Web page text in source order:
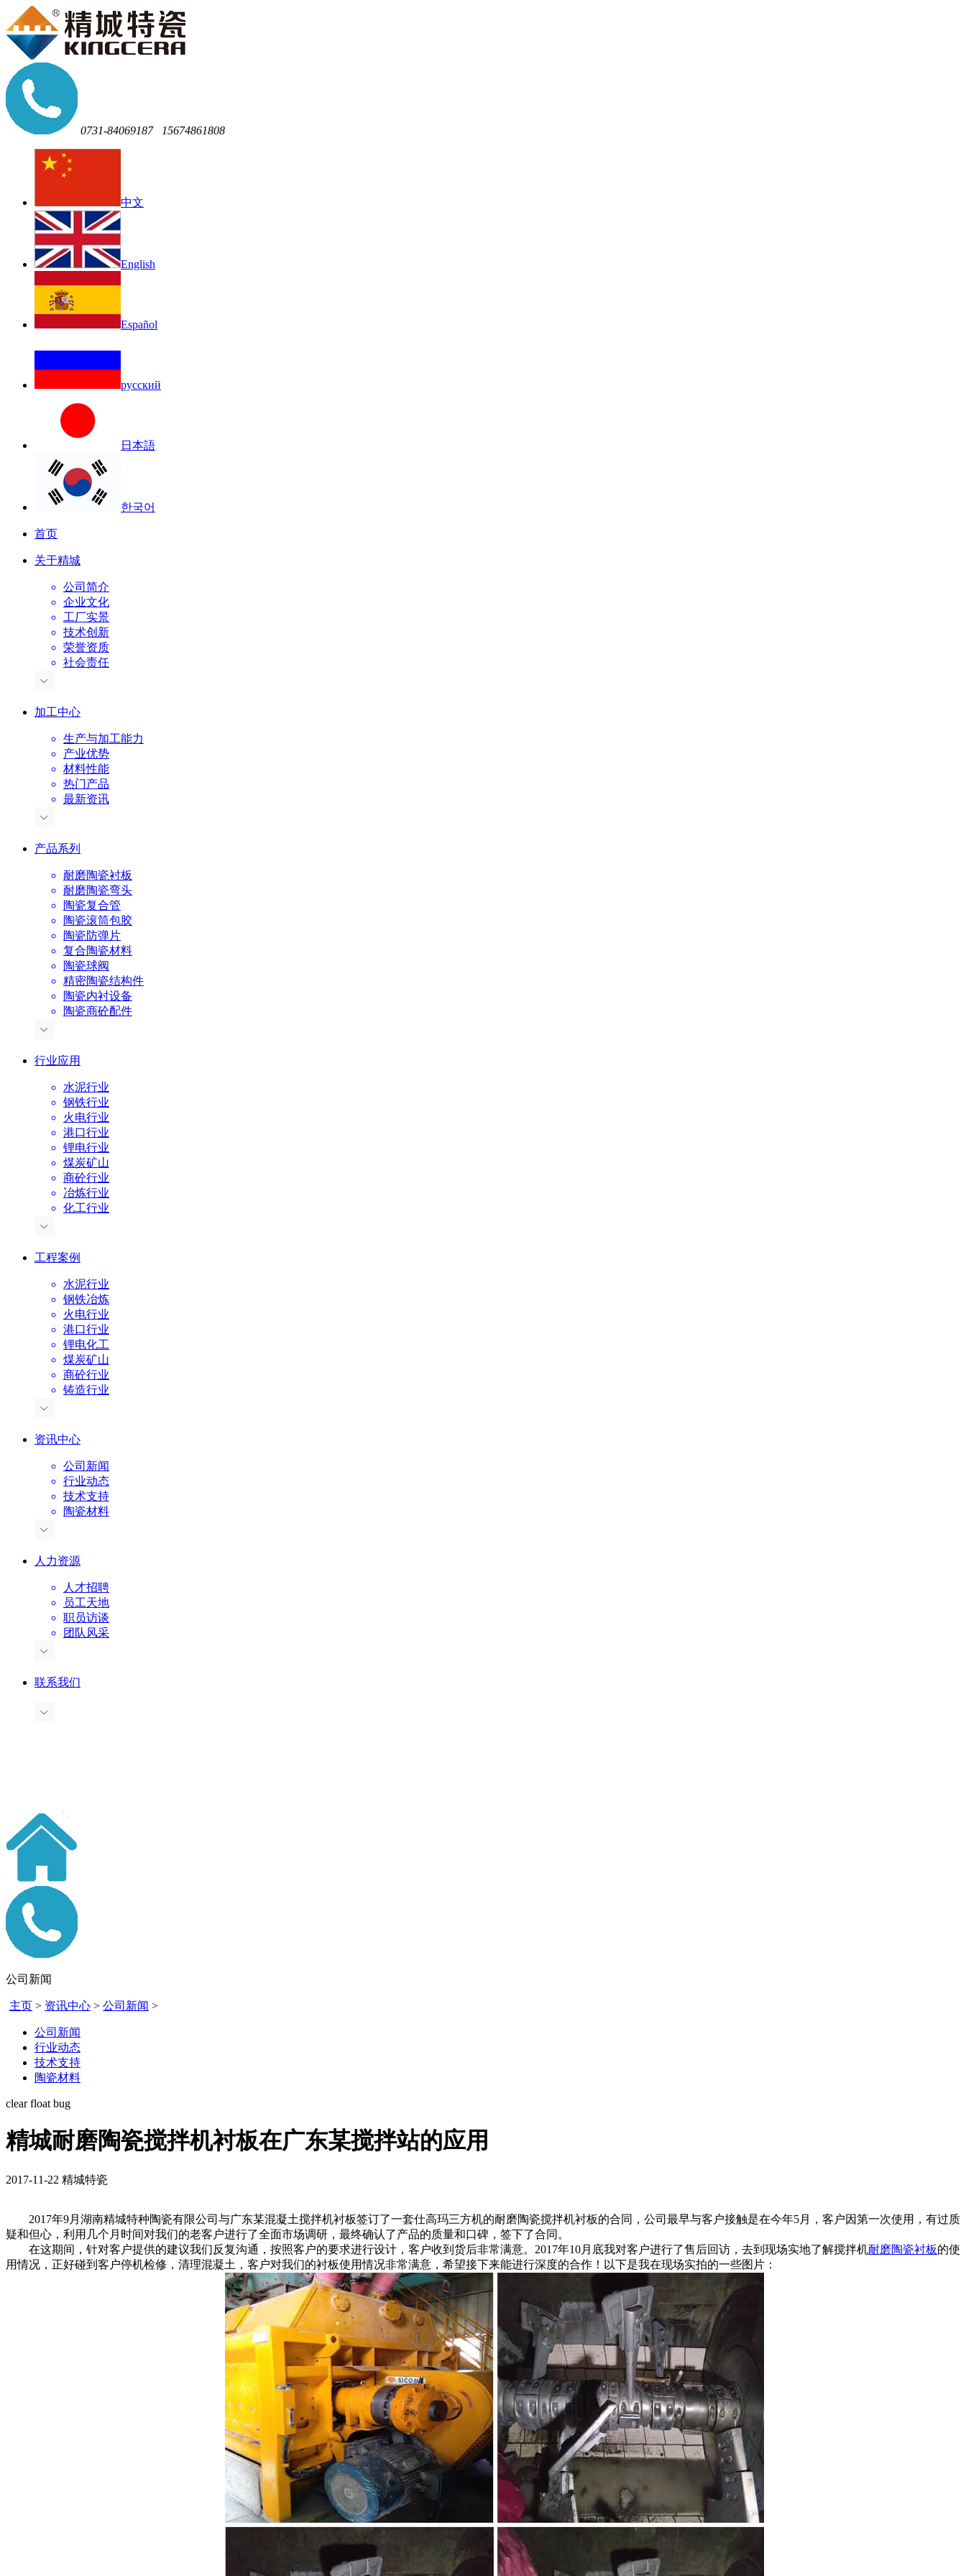
0731-84069187 15674861808
中文
English
Español
русский
日本語
한국어
首页
关于精城
公司简介
企业文化
工厂实景
技术创新
荣誉资质
社会责任
加工中心
生产与加工能力
产业优势
材料性能
热门产品
最新资讯
产品系列
耐磨陶瓷衬板
耐磨陶瓷弯头
陶瓷复合管
陶瓷滚筒包胶
陶瓷防弹片
复合陶瓷材料
陶瓷球阀
精密陶瓷结构件
陶瓷内衬设备
陶瓷商砼配件
行业应用
水泥行业
钢铁行业
火电行业
港口行业
锂电行业
煤炭矿山
商砼行业
冶炼行业
化工行业
工程案例
水泥行业
钢铁冶炼
火电行业
港口行业
锂电化工
煤炭矿山
商砼行业
铸造行业
资讯中心
公司新闻
行业动态
技术支持
陶瓷材料
人力资源
人才招聘
员工天地
职员访谈
团队风采
联系我们
公司新闻
主页 > 资讯中心 > 公司新闻 >
公司新闻
行业动态
技术支持
陶瓷材料
clear float bug
精城耐磨陶瓷搅拌机衬板在广东某搅拌站的应用
2017-11-22 精城特瓷
2017年9月湖南精城特种陶瓷有限公司与广东某混凝土搅拌机衬板签订了一套仕高玛三方机的耐磨陶瓷搅拌机衬板的合同，公司最早与客户接触是在今年5月，客户因第一次使用，有过质
疑和但心，利用几个月时间对我们的老客户进行了全面市场调研，最终确认了产品的质量和口碑，签下了合同。
在这期间，针对客户提供的建议我们反复沟通，按照客户的要求进行设计，客户收到货后非常满意。2017年10月底我对客户进行了售后回访，去到现场实地了解搅拌机耐磨陶瓷衬板的使
用情况，正好碰到客户停机检修，清理混凝土，客户对我们的衬板使用情况非常满意，希望接下来能进行深度的合作！以下是我在现场实拍的一些图片：